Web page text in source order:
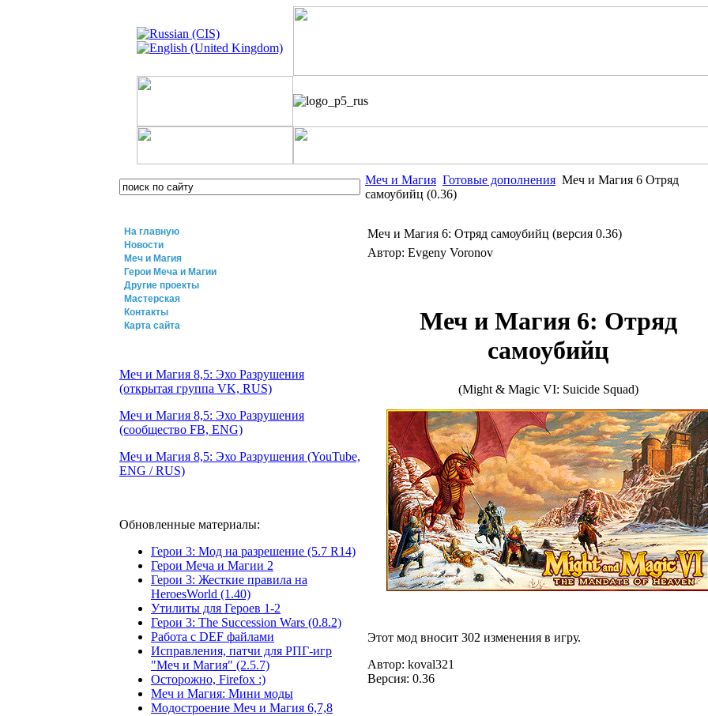
На главную
Новости
Меч и Магия
Герои Меча и Магии
Другие проекты
Мастерская
Контакты
Карта сайта
Меч и Магия 8,5: Эхо Разрушения
(открытая группа VK, RUS)
Меч и Магия 8,5: Эхо Разрушения
(сообщество FB, ENG)
Меч и Магия 8,5: Эхо Разрушения (YouTube,
ENG / RUS)
Обновленные материалы:
Герои 3: Мод на разрешение (5.7 R14)
Герои Меча и Магии 2
Герои 3: Жесткие правила на
HeroesWorld (1.40)
Утилиты для Героев 1-2
Герои 3: The Succession Wars (0.8.2)
Работа с DEF файлами
Исправления, патчи для РПГ-игр
"Меч и Магия" (2.5.7)
Осторожно, Firefox :)
Меч и Магия: Мини моды
Модостроение Mеч и Mагия 6,7,8
Меч и Магия Готовые дополнения Меч и Магия 6 Отряд
самоубийц (0.36)
Меч и Магия 6: Отряд самоубийц (версия 0.36)
Автор: Evgeny Voronov
Меч и Магия 6: Отряд
самоубийц
(Might & Magic VI: Suicide Squad)
Этот мод вносит 302 изменения в игру.
Автор: koval321
Версия: 0.36